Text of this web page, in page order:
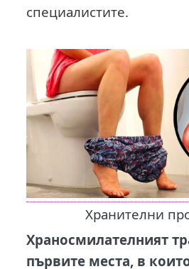
специалистите.
Хранителни
Храносмилателният
първите места, в